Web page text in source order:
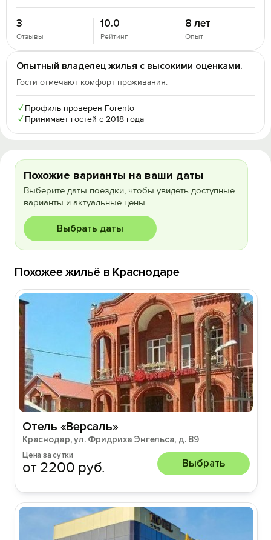
3
Отзывы
10.0
Рейтинг
8 лет
Опыт
Опытный владелец жилья с высокими оценками.
Гости отмечают комфорт проживания.
✓ Профиль проверен Forento
✓ Принимает гостей с 2018 года
Похожие варианты на ваши даты
Выберите даты поездки, чтобы увидеть доступные
варианты и актуальные цены.
Выбрать даты
Похожее жильё в Краснодаре
Отель «Версаль»
Краснодар, ул. Фридриха Энгельса, д. 89
Цена за сутки
от 2200 руб. Выбрать